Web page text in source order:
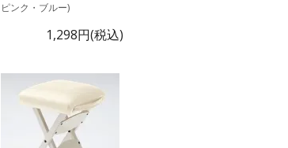
ピンク・ブルー)
1,298円(税込)